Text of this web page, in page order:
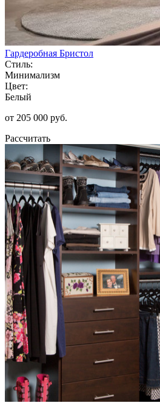
Гардеробная Бристол
Стиль:
Минимализм
Цвет:
Белый
от 205 000 руб.
Рассчитать